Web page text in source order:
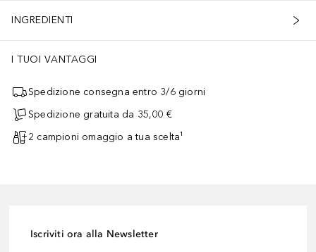
INGREDIENTI
I TUOI VANTAGGI
Spedizione consegna entro 3/6 giorni
Spedizione gratuita da 35,00 €
2 campioni omaggio a tua scelta¹
Iscriviti ora alla Newsletter